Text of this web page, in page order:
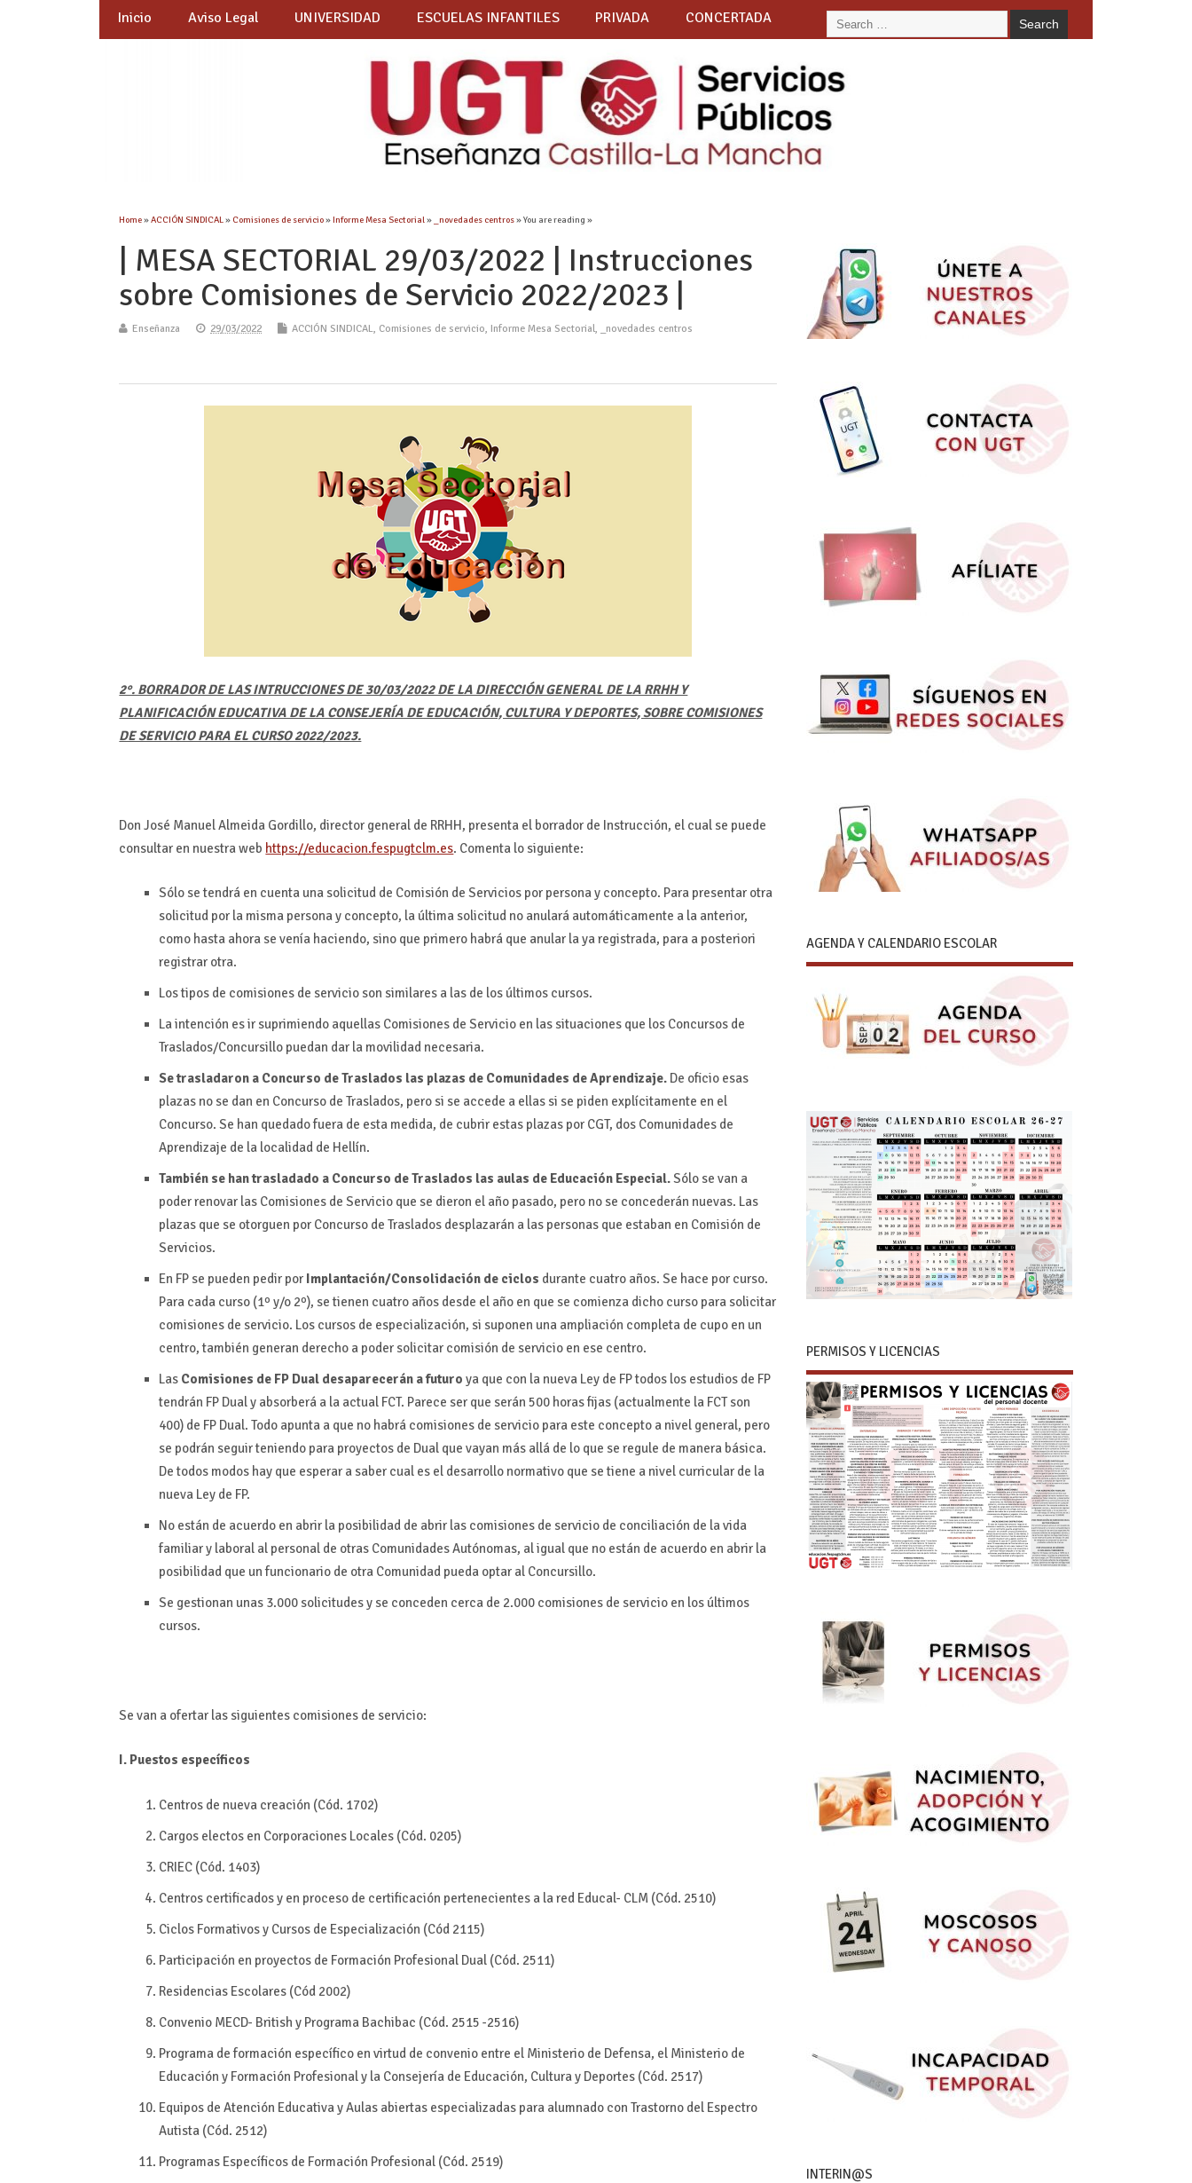
Inicio Aviso Legal UNIVERSIDAD ESCUELAS INFANTILES PRIVADA CONCERTADA
Home»ACCIÓN SINDICAL» Comisiones de servicio»Informe Mesa Sectorial» _novedades centros» You are reading »
| MESA SECTORIAL 29/03/2022 | Instrucciones
sobre Comisiones de Servicio 2022/2023 |
Enseñanza 29/03/2022 ACCIÓN SINDICAL, Comisiones de servicio, Informe Mesa Sectorial, _novedades centros
2°. BORRADOR DE LAS INTRUCCIONES DE 30/03/2022 DE LA DIRECCIÓN GENERAL DE LA RRHH Y
PLANIFICACIÓN EDUCATIVA DE LA CONSEJERÍA DE EDUCACIÓN, CULTURA Y DEPORTES, SOBRE COMISIONES
DE SERVICIO PARA EL CURSO 2022/2023.
Don José Manuel Almeida Gordillo, director general de RRHH, presenta el borrador de Instrucción, el cual se puede
consultar en nuestra web https://educacion.fespugtclm.es. Comenta lo siguiente:
Sólo se tendrá en cuenta una solicitud de Comisión de Servicios por persona y concepto. Para presentar otra
solicitud por la misma persona y concepto, la última solicitud no anulará automáticamente a la anterior,
como hasta ahora se venía haciendo, sino que primero habrá que anular la ya registrada, para a posteriori
registrar otra.
Los tipos de comisiones de servicio son similares a las de los últimos cursos.
La intención es ir suprimiendo aquellas Comisiones de Servicio en las situaciones que los Concursos de
Traslados/Concursillo puedan dar la movilidad necesaria.
Se trasladaron a Concurso de Traslados las plazas de Comunidades de Aprendizaje. De oficio esas
plazas no se dan en Concurso de Traslados, pero si se accede a ellas si se piden explícitamente en el
Concurso. Se han quedado fuera de esta medida, de cubrir estas plazas por CGT, dos Comunidades de
Aprendizaje de la localidad de Hellín.
También se han trasladado a Concurso de Traslados las aulas de Educación Especial.Sólo se van a
poder renovar las Comisiones de Servicio que se dieron el año pasado, pero no se concederán nuevas. Las
plazas que se otorguen por Concurso de Traslados desplazarán a las personas que estaban en Comisión de
Servicios.
En FP se pueden pedir por Implantación/Consolidación de ciclos durante cuatro años. Se hace por curso.
Para cada curso (1º y/o 2º), se tienen cuatro años desde el año en que se comienza dicho curso para solicitar
comisiones de servicio. Los cursos de especialización, si suponen una ampliación completa de cupo en un
centro, también generan derecho a poder solicitar comisión de servicio en ese centro.
Las Comisiones de FP Dual desaparecerán a futuro ya que con la nueva Ley de FP todos los estudios de FP
tendrán FP Dual y absorberá a la actual FCT. Parece ser que serán 500 horas fijas (actualmente la FCT son
400) de FP Dual. Todo apunta a que no habrá comisiones de servicio para este concepto a nivel general, pero
se podrán seguir teniendo para proyectos de Dual que vayan más allá de lo que se regule de manera básica.
De todos modos hay que esperar a saber cual es el desarrollo normativo que se tiene a nivel curricular de la
nueva Ley de FP.
No están de acuerdo en abrir la posibilidad de abrir las comisiones de servicio de conciliación de la vida
familiar y laboral al personal de otras Comunidades Autónomas, al igual que no están de acuerdo en abrir la
posibilidad que un funcionario de otra Comunidad pueda optar al Concursillo.
Se gestionan unas 3.000 solicitudes y se conceden cerca de 2.000 comisiones de servicio en los últimos
cursos.
Se van a ofertar las siguientes comisiones de servicio:
I. Puestos específicos
Centros de nueva creación (Cód. 1702)
Cargos electos en Corporaciones Locales (Cód. 0205)
CRIEC (Cód. 1403)
Centros certificados y en proceso de certificación pertenecientes a la red Educal- CLM (Cód. 2510)
Ciclos Formativos y Cursos de Especialización (Cód 2115)
Participación en proyectos de Formación Profesional Dual (Cód. 2511)
Residencias Escolares (Cód 2002)
Convenio MECD- British y Programa Bachibac (Cód. 2515 -2516)
Programa de formación específico en virtud de convenio entre el Ministerio de Defensa, el Ministerio de
Educación y Formación Profesional y la Consejería de Educación, Cultura y Deportes (Cód. 2517)
Equipos de Atención Educativa y Aulas abiertas especializadas para alumnado con Trastorno del Espectro
Autista (Cód. 2512)
Programas Específicos de Formación Profesional (Cód. 2519)
AGENDA Y CALENDARIO ESCOLAR
PERMISOS Y LICENCIAS
INTERIN@S